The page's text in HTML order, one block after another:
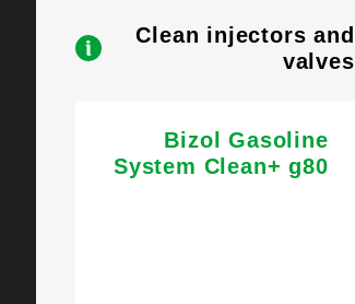
Clean injectors and
valves
Bizol Gasoline
System Clean+ g80